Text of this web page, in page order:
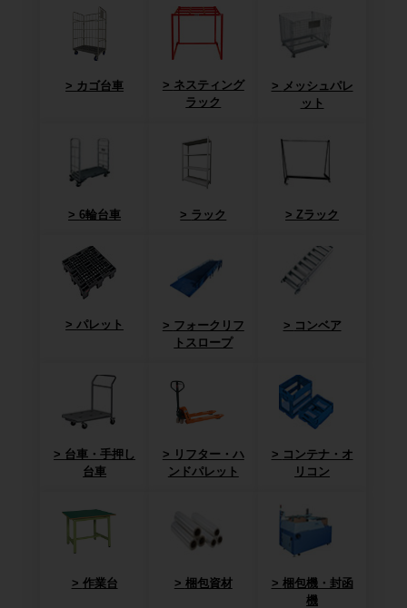
カゴ台車
ネスティング
ラック
メッシュパレ
ット
6輪台車 ラック Zラック
パレット
フォークリフ
トスロープ
コンベア
台車・手押し
台車
リフター・ハ
ンドパレット
コンテナ・オ
リコン
作業台 梱包資材
梱包機・封函
機